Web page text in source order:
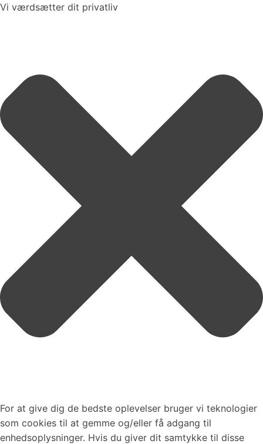
Vi værdsætter dit privatliv
For at give dig de bedste oplevelser bruger vi teknologier
som cookies til at gemme og/eller få adgang til
enhedsoplysninger. Hvis du giver dit samtykke til disse